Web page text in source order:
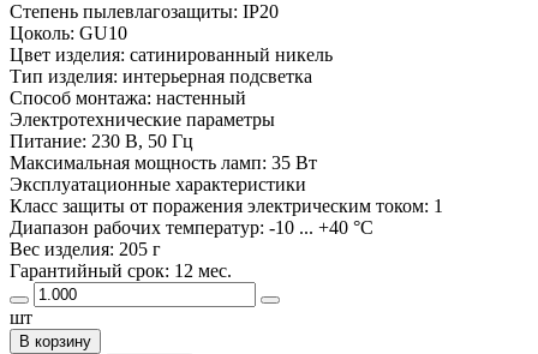
Степень пылевлагозащиты: IP20
Цоколь: GU10
Цвет изделия: сатинированный никель
Тип изделия: интерьерная подсветка
Способ монтажа: настенный
Электротехнические параметры
Питание: 230 В, 50 Гц
Максимальная мощность ламп: 35 Вт
Эксплуатационные характеристики
Класс защиты от поражения электрическим током: 1
Диапазон рабочих температур: -10 ... +40 °C
Вес изделия: 205 г
Гарантийный срок: 12 мес.
шт
В корзину